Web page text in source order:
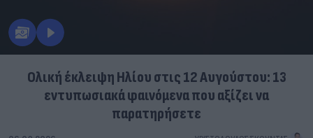
Ολική έκλειψη Ηλίου στις 12 Αυγούστου: 13
εντυπωσιακά φαινόμενα που αξίζει να
παρατηρήσετε